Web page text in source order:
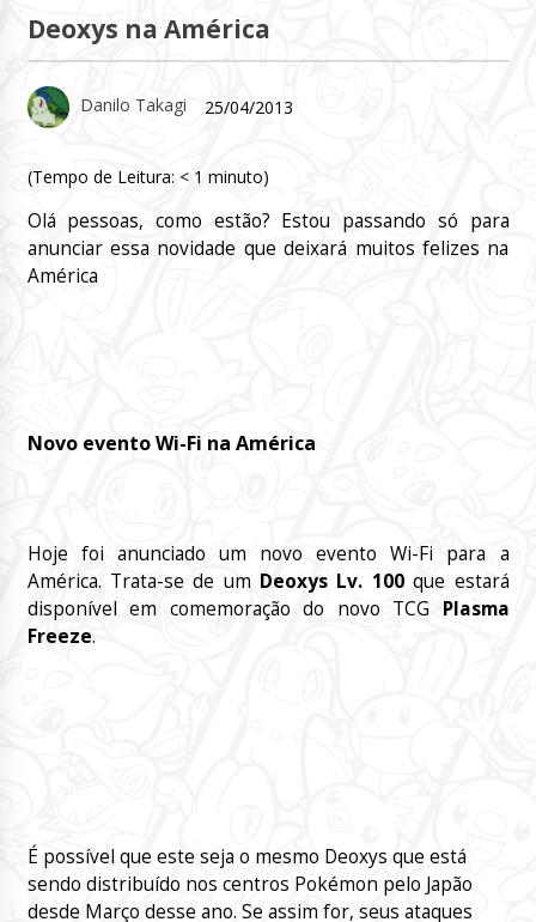
Deoxys na América
Danilo Takagi 25/04/2013
(Tempo de Leitura: < 1 minuto)
Olá pessoas, como estão? Estou passando só para
anunciar essa novidade que deixará muitos felizes na
América
Novo evento Wi-Fi na América
Hoje foi anunciado um novo evento Wi-Fi para a
América. Trata-se de um Deoxys Lv. 100que estará
disponível em comemoração do novo TCG Plasma
Freeze.
É possível que este seja o mesmo Deoxys que está
sendo distribuído nos centros Pokémon pelo Japão
desde Março desse ano. Se assim for, seus ataques